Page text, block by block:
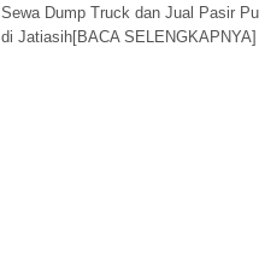
Sewa Dump Truck dan Jual Pasir
di Jatiasih[BACA SELENGKAPNYA]